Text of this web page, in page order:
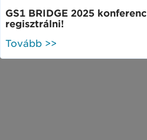
GS1 BRIDGE 2025
regisztrálni!
Tovább >>